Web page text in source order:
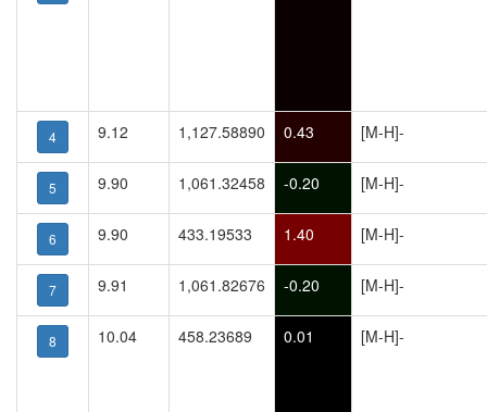
4 9.12 1,127.58890 0.43 [M-H]-
5 9.90 1,061.32458 -0.20 [M-H]-
6 9.90 433.19533 1.40 [M-H]-
7 9.91 1,061.82676 -0.20 [M-H]-
8 10.04 458.23689 0.01 [M-H]-